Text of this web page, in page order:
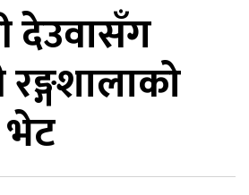
देउवासँग
भेट